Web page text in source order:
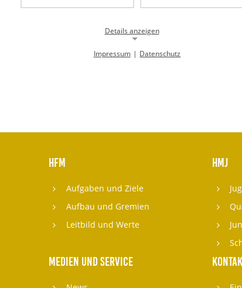
Hessischer Fachverband für Motorsport e.V.und
Er hat seinen Sitz in Frankfurt/Main und ist in
HFM
Aufgaben und Ziele
Aufbau und Gremien
Leitbild und Werte
hmj
Medien und Service
Details anzeigen
Background Image
verwendeten Hintergrundbildern der
Impressum | Datenschutz